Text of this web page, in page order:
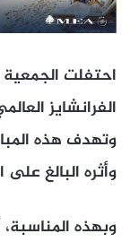
احتفلت الجمعية
وتهدف هذه
وأثره البالغ
وبهذه